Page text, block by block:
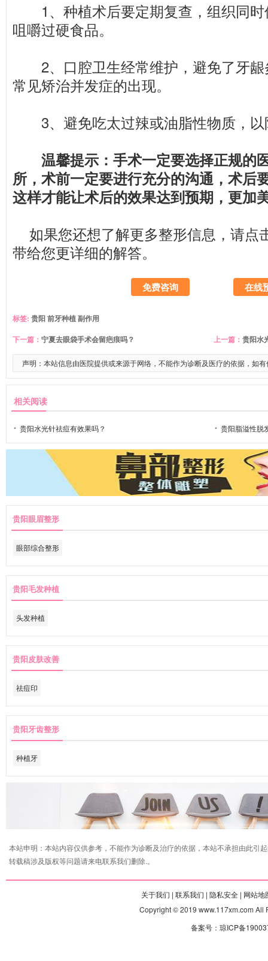
1、种植术后要定期复查，组织同时
咀嚼过硬食品。
2、口腔卫生经常维护，避免了牙龈
常见矫治并发症的出现。
3、避免吃太过辣或油脂性物质，以
温馨提示：手术一定要选择正规的
所，术前一定要进行充分的沟通，术后
这样才能让术后的效果达到预期，更加
如果您还想了解更多整形信息，请点
带给您更详细的解答。
免费咨询 在线
标签: 贵阳前牙种植副作用
下一篇： 宁夏去眼袋手术会留疤痕吗？ 上一篇： 贵阳水
声明：本站信息由医院提供或来源于网络，不能作为诊断及医疗的依据，如
相关阅读
贵阳水光针祛痘有效果吗？ 贵阳脂溢性脱
贵阳眼眉整形
眼部综合整形
贵阳毛发种植
头发种植
贵阳皮肤改善
祛痘印
贵阳牙齿整形
种植牙
本站申明：本站内容仅供参考，不能作为诊断及治疗的依据，本站不承担由此引
转载稿涉及版权等问题请来电联系我们删除.。
关于我们 | 联系我们 | 隐私安全 | 网站地
Copyright © 2019 www.117xm.com All
备案号：琼ICP备